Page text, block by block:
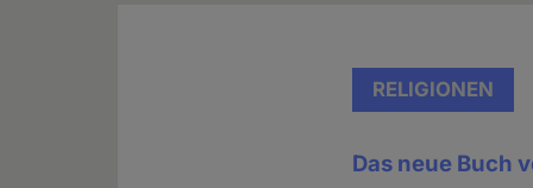
RELIGIONEN
Das neue Buch